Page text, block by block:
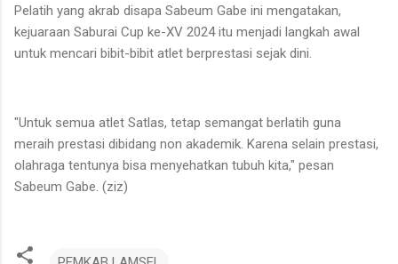
Pelatih yang akrab disapa Sabeum Gabe ini mengatakan,
kejuaraan Saburai Cup ke-XV 2024 itu menjadi langkah awal
untuk mencari bibit-bibit atlet berprestasi sejak dini.
"Untuk semua atlet Satlas, tetap semangat berlatih guna
meraih prestasi dibidang non akademik. Karena selain prestasi,
olahraga tentunya bisa menyehatkan tubuh kita," pesan
Sabeum Gabe. (ziz)